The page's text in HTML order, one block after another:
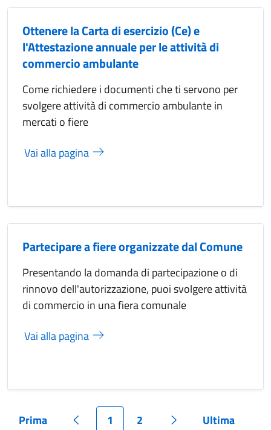
Ottenere la Carta di esercizio (Ce) e
l'Attestazione annuale per le attività di
commercio ambulante
Come richiedere i documenti che ti servono per
svolgere attività di commercio ambulante in
mercati o fiere
Vai alla pagina
Partecipare a fiere organizzate dal Comune
Presentando la domanda di partecipazione o di
rinnovo dell'autorizzazione, puoi svolgere attività
di commercio in una fiera comunale
Vai alla pagina
Prima 1 2 Ultima